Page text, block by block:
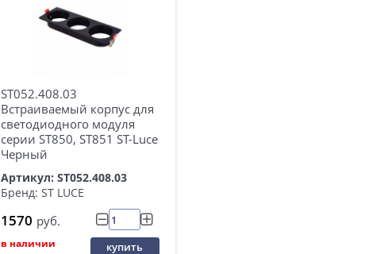
ST052.408.03
Встраиваемый корпус для
светодиодного модуля
серии ST850, ST851 ST-Luce
Черный
Артикул: ST052.408.03
Бренд: ST LUCE
1570 руб.
в наличии купить